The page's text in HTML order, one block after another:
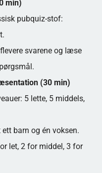
min)
pubquiz-stof:
svarene og læse
(30 min)
5 lette, 5 middels,
barn og én voksen.
let, 2 for middel, 3 for